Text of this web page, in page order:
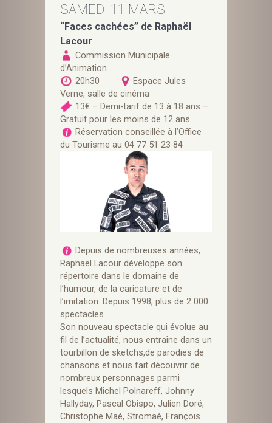
SAMEDI 11 MARS
“Faces cachées” de Raphaël
Lacour
Commission Municipale
d’Animation
20h30
Espace Jules
Verne, salle de cinéma
13€ – Demi-tarif de 13 à 18 ans –
Gratuit pour les moins de 12 ans
Réservation conseillée à l’Office
du Tourisme au 04 77 51 23 84
Depuis de nombreuses années,
Raphaël Lacour développe son
répertoire dans le domaine de
l’humour, de la caricature et de
l’imitation. Depuis 1998, plus de 2 000
spectacles.
Son nouveau spectacle qui évolue au
fil de l’actualité, nous entraîne dans un
tourbillon de sketchs,de parodies de
chansons et nous fait découvrir de
nombreux personnages parmi
lesquels Michel Polnareff, Johnny
Hallyday, Pascal Obispo, Julien Doré,
Christophe Maé, Stromaé, François